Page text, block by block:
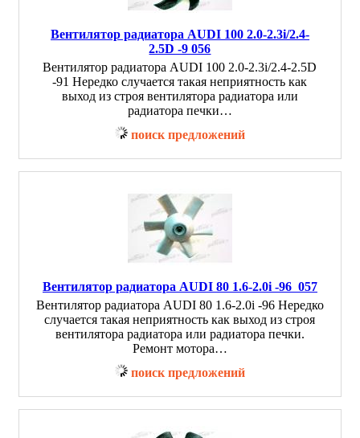
Вентилятор радиатора AUDI 100 2.0-2.3i/2.4-
2.5D -9 056
Вентилятор радиатора AUDI 100 2.0-2.3i/2.4-2.5D
-91 Нередко случается такая неприятность как
выход из строя вентилятора радиатора или
радиатора печки…
поиск предложений
Вентилятор радиатора AUDI 80 1.6-2.0i -96 057
Вентилятор радиатора AUDI 80 1.6-2.0i -96 Нередко
случается такая неприятность как выход из строя
вентилятора радиатора или радиатора печки.
Ремонт мотора…
поиск предложений